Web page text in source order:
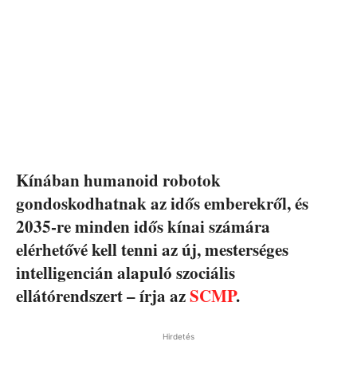
Kínában humanoid robotok
gondoskodhatnak az idős emberekről, és
2035-re minden idős kínai számára
elérhetővé kell tenni az új, mesterséges
intelligencián alapuló szociális
ellátórendszert – írja azSCMP.
Hirdetés